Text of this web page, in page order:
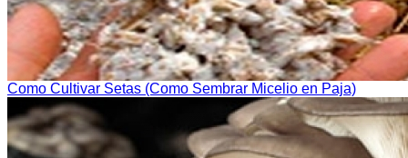
Como Cultivar Setas (Como Sembrar Micelio en Paja)